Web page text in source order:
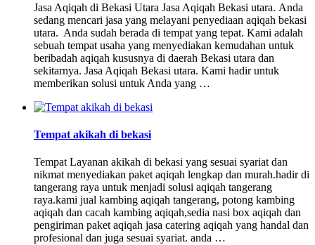
Jasa Aqiqah di Bekasi Utara Jasa Aqiqah Bekasi utara. Anda
sedang mencari jasa yang melayani penyediaan aqiqah bekasi
utara. Anda sudah berada di tempat yang tepat. Kami adalah
sebuah tempat usaha yang menyediakan kemudahan untuk
beribadah aqiqah kususnya di daerah Bekasi utara dan
sekitarnya. Jasa Aqiqah Bekasi utara. Kami hadir untuk
memberikan solusi untuk Anda yang …
Tempat akikah di bekasi
Tempat Layanan akikah di bekasi yang sesuai syariat dan
nikmat menyediakan paket aqiqah lengkap dan murah.hadir di
tangerang raya untuk menjadi solusi aqiqah tangerang
raya.kami jual kambing aqiqah tangerang, potong kambing
aqiqah dan cacah kambing aqiqah,sedia nasi box aqiqah dan
pengiriman paket aqiqah jasa catering aqiqah yang handal dan
profesional dan juga sesuai syariat. anda …